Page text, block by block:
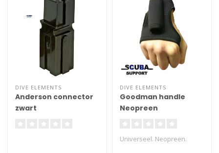
DIVE ELEMENTS
Anderson connector
zwart
DIVE ELEMENTS
Goodman handle
Neopreen
Universeel. Neopreen.